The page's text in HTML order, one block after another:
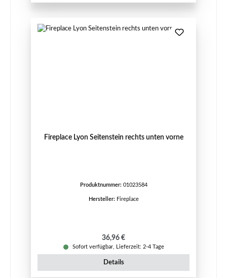
Fireplace Lyon Seitenstein rechts unten vorne
Produktnummer: 01023584
Hersteller: Fireplace
Regulärer Preis:
36,96 €
Sofort verfügbar, Lieferzeit: 2-4 Tage
Details